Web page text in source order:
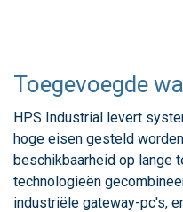
Toegevoegde
HPS Industrial levert
hoge eisen gesteld
beschikbaarheid op lange
technologieën
industriële gateway-pc's,